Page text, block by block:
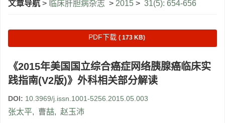
文章导航 > 临床肝胆病杂志 > 2015 > 31(5): 654-656
PDF下载 ( 173 KB)
《2015年美国国立综合癌症网络胰腺癌临床实
践指南(V2版)》外科相关部分解读
DOI: 10.3969/j.issn.1001-5256.2015.05.003
张太平, 曹喆, 赵玉沛